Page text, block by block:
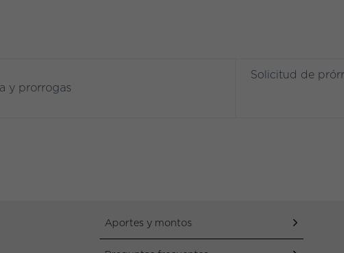
y prorrogas
Solicitud de
Aportes y montos